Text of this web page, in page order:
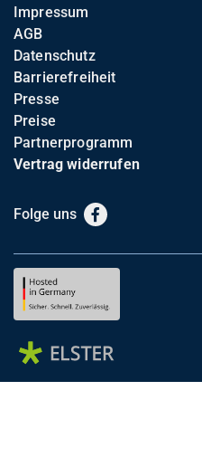
Impressum
AGB
Datenschutz
Barrierefreiheit
Presse
Preise
Partnerprogramm
Vertrag widerrufen
Folge uns Facebook